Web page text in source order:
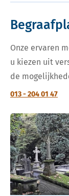
Onze ervaren
u kiezen uit
de
013 - 204 01 47